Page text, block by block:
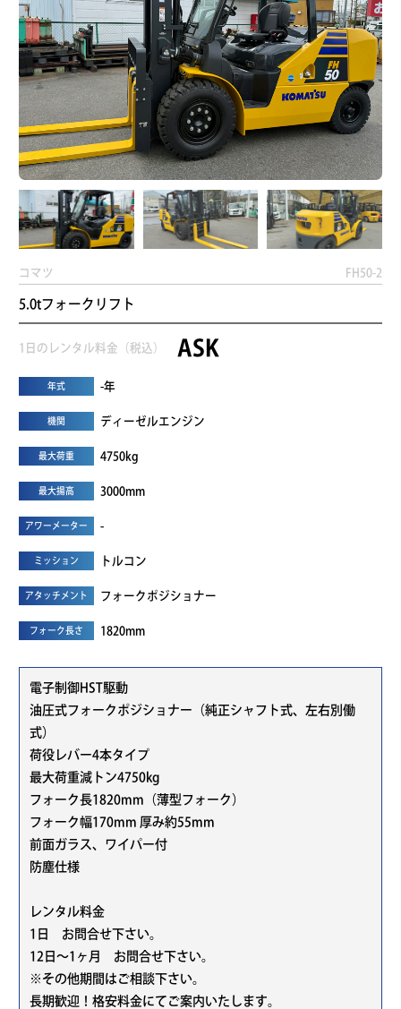
コマツ FH50-2
5.0tフォークリフト
1日のレンタル料金（税込） ASK
年式 -年
機関 ディーゼルエンジン
最大荷重 4750kg
最大揚高 3000mm
アワーメーター -
ミッション トルコン
アタッチメント フォークポジショナー
フォーク長さ 1820mm
電子制御HST駆動
油圧式フォークポジショナー（純正シャフト式、左右別働
式）
荷役レバー4本タイプ
最大荷重減トン4750kg
フォーク長1820mm（薄型フォーク）
フォーク幅170mm 厚み約55mm
前面ガラス、ワイパー付
防塵仕様
レンタル料金
1日 お問合せ下さい。
12日～1ヶ月 お問合せ下さい。
※その他期間はご相談下さい。
長期歓迎！格安料金にてご案内いたします。